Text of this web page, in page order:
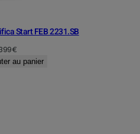
Start FEB 2231.SB
€
au panier